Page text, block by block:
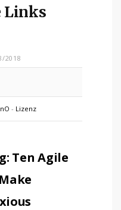
Links
2018
- Lizenz
Ten Agile